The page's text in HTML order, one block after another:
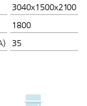
3040x1500x2100
1800
35